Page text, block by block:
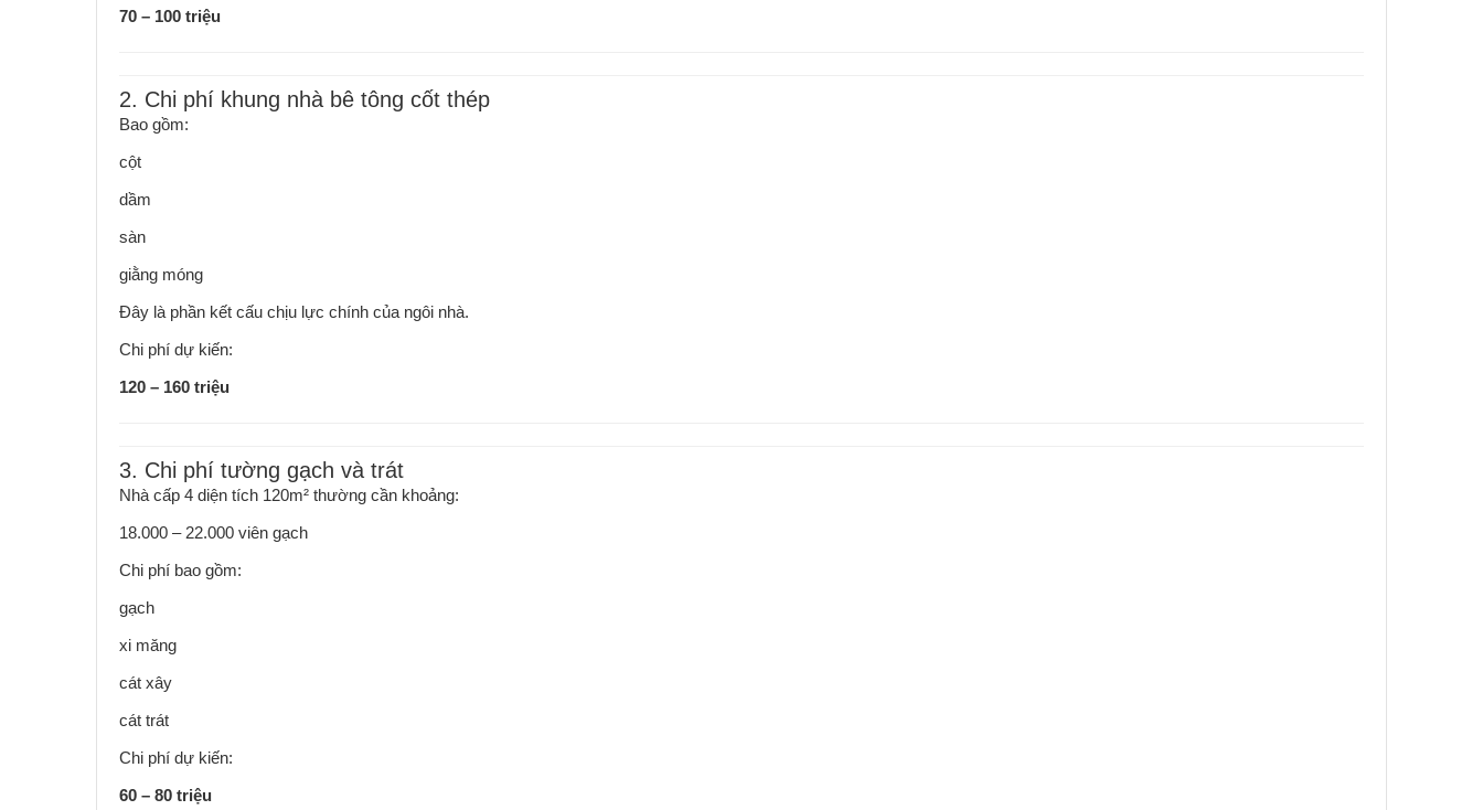
70 – 100 triệu
2. Chi phí khung nhà bê tông cốt thép
Bao gồm:
cột
dầm
sàn
giằng móng
Đây là phần kết cấu chịu lực chính của ngôi nhà.
Chi phí dự kiến:
120 – 160 triệu
3. Chi phí tường gạch và trát
Nhà cấp 4 diện tích 120m² thường cần khoảng:
18.000 – 22.000 viên gạch
Chi phí bao gồm:
gạch
xi măng
cát xây
cát trát
Chi phí dự kiến:
60 – 80 triệu